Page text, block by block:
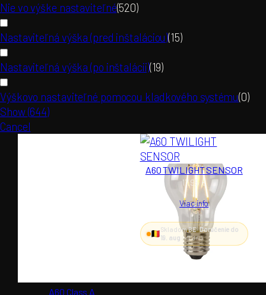
Nie vo výške nastaviteľné(520)
Nastaviteľná výška (pred inštaláciou)(15)
Nastaviteľná výška (po inštalácii)(19)
Výškovo nastaviteľné pomocou kladkového systému(0)
Show(644)
Cancel
A60 Class A
A60 TWILIGHT SENSOR
17,95 €
Viac info
Skladom BE ·Doručenie do
19. aug (~11 dní)